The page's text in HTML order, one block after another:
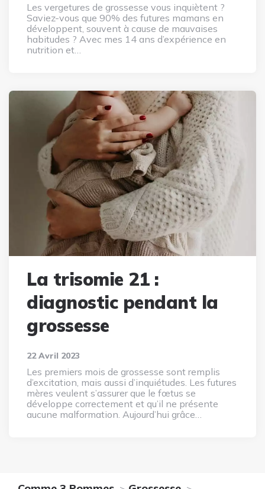
Les vergetures de grossesse vous inquiètent ?
Saviez-vous que 90% des futures mamans en
développent, souvent à cause de mauvaises
habitudes ? Avec mes 14 ans d’expérience en
nutrition et…
La trisomie 21 :
diagnostic pendant la
grossesse
22 Avril 2023
Les premiers mois de grossesse sont remplis
d’excitation, mais aussi d’inquiétudes. Les futures
mères veulent s’assurer que le fœtus se
développe correctement et qu’il ne présente
aucune malformation. Aujourd’hui grâce…